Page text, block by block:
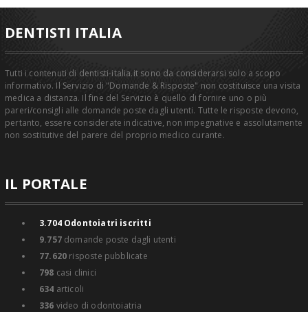
DENTISTI ITALIA
Tutti i contenuti di dentisti-italia.it sono da considerarsi solo a scopo
informativo. Il Servizio di "Domande & Risposte" non costituisce una visita
medica a distanza. Il fine del Servizio è quello di fornire uno o più
pareri/consigli alle domande poste dagli utenti. Tutte le risposte devono,
pertanto, essere considerate indicative, non impegnative e assolutamente
non sostitutive del parere del proprio medico curante.
IL PORTALE
3.704Odontoiatri iscritti
9.757domande poste dagli utenti
77.620 risposte pubblicate
798 casi clinici
634 articoli
336 video di odontoiatria